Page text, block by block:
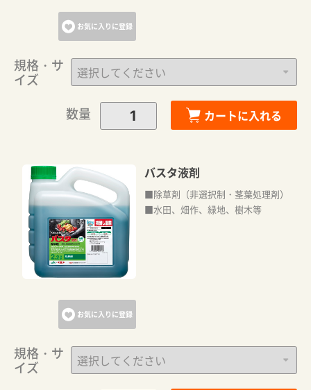
お気に入りに登録
規格・サ
イズ
数量
カートに入れる
お気に入りに登録
バスタ液剤
■除草剤（非選択制・茎葉処理剤）
■水田、畑作、緑地、樹木等
規格・サ
イズ